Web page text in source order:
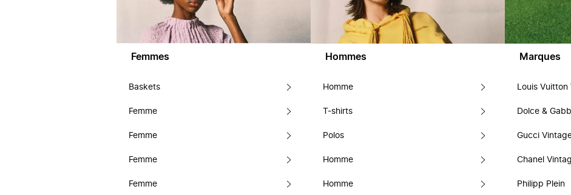
Femmes
Baskets
Femme
Femme
Femme
Femme
Hommes
Homme
T-shirts
Polos
Homme
Homme
Marques
Louis Vuitton
Dolce &
Gucci
Chanel
Philipp Plein